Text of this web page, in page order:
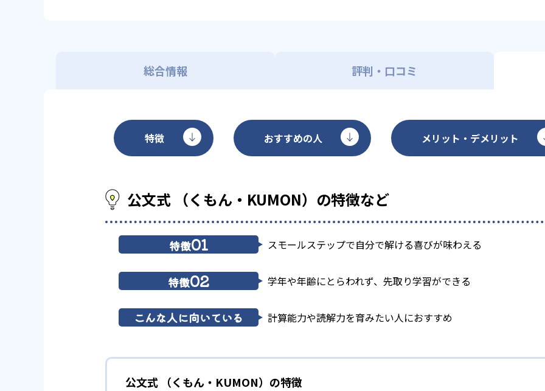
総合情報 評判・口コミ
特徴 おすすめの人 メリット・デメリット
公文式 （くもん・KUMON）の特徴など
特徴01 スモールステップで自分で解ける喜びが味わえる
特徴02 学年や年齢にとらわれず、先取り学習ができる
こんな人に向いている 計算能力や読解力を育みたい人におすすめ
公文式 （くもん・KUMON）の特徴